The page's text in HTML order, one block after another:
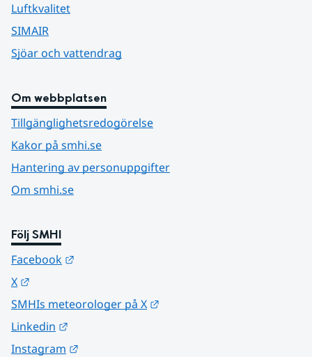
Luftkvalitet
SIMAIR
Sjöar och vattendrag
Om webbplatsen
Tillgänglighetsredogörelse
Kakor på smhi.se
Hantering av personuppgifter
Om smhi.se
Följ SMHI
Facebook
X
SMHIs meteorologer på X
Linkedin
Instagram